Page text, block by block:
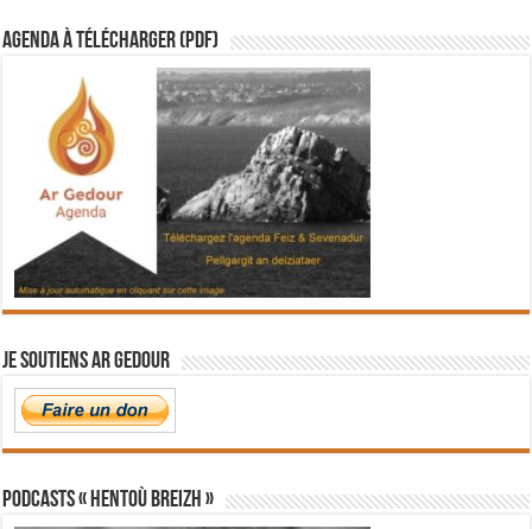
Agenda à télécharger (PDF)
Je soutiens Ar Gedour
PODCASTS « Hentoù Breizh »